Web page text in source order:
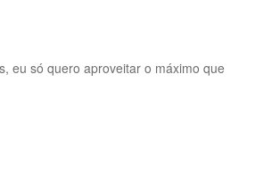
eu só quero aproveitar o máximo que